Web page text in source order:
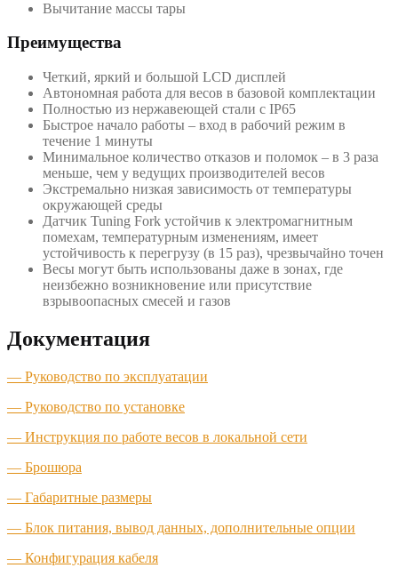
Вычитание массы тары
Преимущества
Четкий, яркий и большой LCD дисплей
Автономная работа для весов в базовой комплектации
Полностью из нержавеющей стали с IP65
Быстрое начало работы – вход в рабочий режим в
течение 1 минуты
Минимальное количество отказов и поломок – в 3 раза
меньше, чем у ведущих производителей весов
Экстремально низкая зависимость от температуры
окружающей среды
Датчик Tuning Fork устойчив к электромагнитным
помехам, температурным изменениям, имеет
устойчивость к перегрузу (в 15 раз), чрезвычайно точен
Весы могут быть использованы даже в зонах, где
неизбежно возникновение или присутствие
взрывоопасных смесей и газов
Документация
— Руководство по эксплуатации
— Руководство по установке
— Инструкция по работе весов в локальной сети
— Брошюра
— Габаритные размеры
— Блок питания, вывод данных, дополнительные опции
— Конфигурация кабеля